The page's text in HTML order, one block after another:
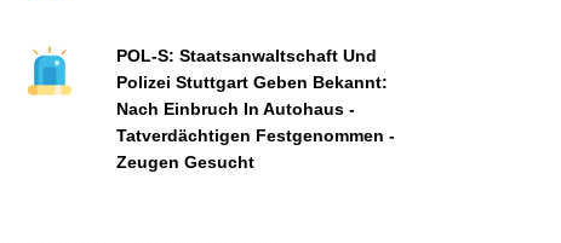
POL-S: Staatsanwaltschaft Und
Polizei Stuttgart Geben Bekannt:
Nach Einbruch In Autohaus -
Tatverdächtigen Festgenommen -
Zeugen Gesucht